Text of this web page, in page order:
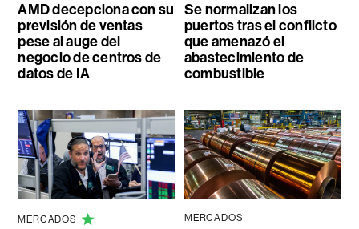
AMD decepciona con su
previsión de ventas
pese al auge del
negocio de centros de
datos de IA
Se normalizan los
puertos tras el conflicto
que amenazó el
abastecimiento de
combustible
MERCADOS MERCADOS